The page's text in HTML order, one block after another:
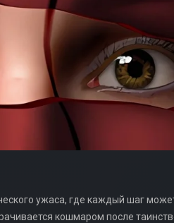
ужаса, где каждый шаг
кошмаром после